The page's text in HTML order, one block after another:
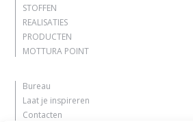
STOFFEN
REALISATIES
PRODUCTEN
MOTTURA POINT
Bureau
Laat je inspireren
Contacten